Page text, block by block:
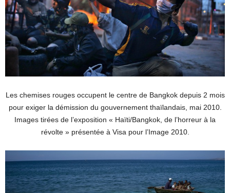
Les chemises rouges occupent le centre de Bangkok depuis 2 mois
pour exiger la démission du gouvernement thaïlandais, mai 2010.
Images tirées de l’exposition « Haïti/Bangkok, de l’horreur à la
révolte » présentée à Visa pour l’Image 2010.